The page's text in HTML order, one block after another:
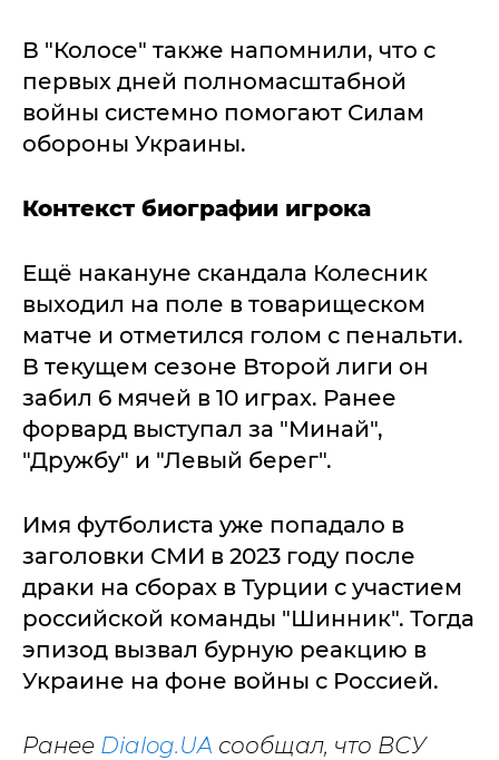
В "Колосе" также напомнили, что с
первых дней полномасштабной
войны системно помогают Силам
обороны Украины.
Контекст биографии игрока
Ещё накануне скандала Колесник
выходил на поле в товарищеском
матче и отметился голом с пенальти.
В текущем сезоне Второй лиги он
забил 6 мячей в 10 играх. Ранее
форвард выступал за "Минай",
"Дружбу" и "Левый берег".
Имя футболиста уже попадало в
заголовки СМИ в 2023 году после
драки на сборах в Турции с участием
российской команды "Шинник". Тогда
эпизод вызвал бурную реакцию в
Украине на фоне войны с Россией.
Ранее Dialog.UA сообщал, что ВСУ